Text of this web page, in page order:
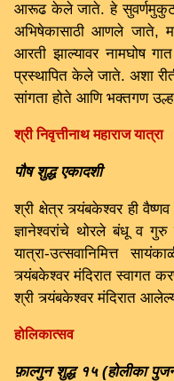
आरूढ केले जाते. हे सुवर्णमुकुट
अभिषेकासाठी आणले जाते,
आरती झाल्यावर नामघोष
प्रस्थापित केले जाते. अशा
सांगता होते आणि भक्तगण
श्री निवृत्तीनाथ महाराज यात्रा
पौष शुद्ध एकादशी
श्री क्षेत्र त्र्यंबकेश्वर ही
ज्ञानेश्वरांचे थोरले बंधू व
यात्रा-उत्सवानिमित्त
त्र्यंबकेश्वर मंदिरात स्वागत
श्री त्र्यंबकेश्वर मंदिरात
होलिकात्सव
फ़ाल्गुन शुद्ध १५ (होलीका